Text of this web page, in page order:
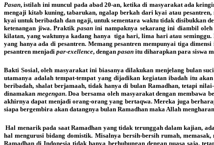
Pasan, istilah ini muncul pada abad 20-an, ketika di masyarakat ada
mengaji kitab kuning, tabarukan, ngalap berkah dari kyai atau
kyai untuk beribadah dan ngaji, untuk sementara waktu tidak disibukkan
ketenangan jiwa. Praktik pasanini nampaknya sekarang ini diambil
kilatan, yang waktunya kadang hanya tiga hari, lima hari atau
yang hanya ada di pesantren. Memang pesantren mempunyai tiga
pesantren menjadi par-exellence, dengan pasan itu diharapkan para siswa
Bakti Sosial, oleh masyarakat ini biasanya dilakukan menjelang bulan
utamanya adalah tempat-tempat yang dijadikan kegiatan ibadah itu
beribadah, shalat berjamaah, tidak hanya di bulan Ramadhan, tetapi
dinamakan megengan. Doa bersama oleh masyarakat dengan membawa
akhirnya dapat menjadi orang-orang yang bertaqwa. Mereka juga
siapa bergembira akan datangnya bulan Ramadhan maka Allah
Hal menarik pada saat Ramadhan yang tidak terunggah dalam kajian,
hal mengurusi bidang domistik. Misalnya bersih-bersih rumah,
Ramadhan di Indonesia tidak hanya berhubungan dengan puasa saja,